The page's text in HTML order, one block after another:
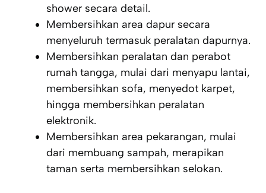
shower secara detail.
Membersihkan area dapur secara
menyeluruh termasuk peralatan dapurnya.
Membersihkan peralatan dan perabot
rumah tangga, mulai dari menyapu lantai,
membersihkan sofa, menyedot karpet,
hingga membersihkan peralatan
elektronik.
Membersihkan area pekarangan, mulai
dari membuang sampah, merapikan
taman serta membersihkan selokan.